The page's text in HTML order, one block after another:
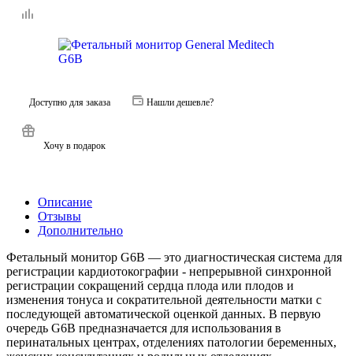
Доступно для заказа Нашли дешевле?
Хочу в подарок
Описание
Отзывы
Дополнительно
Фетальный монитор G6В — это диагностическая система для
регистрации кардиотокографии - непрерывной синхронной
регистрации сокращений сердца плода или плодов и
изменения тонуса и сократительной деятельности матки с
последующей автоматической оценкой данных. В первую
очередь G6В предназначается для использования в
перинатальных центрах, отделениях патологии беременных,